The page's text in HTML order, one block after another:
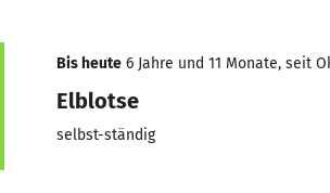
Bis heute 6 Jahre und 11 Monate, seit
Elblotse
selbst-ständig